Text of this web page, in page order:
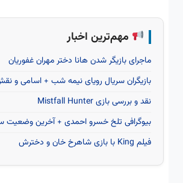
مهم‌ترین اخبار
ماجرای بازیگر شدن هانا دختر مهران غفوریان
بازیگران سریال رویای نیمه شب + اسامی و
نقد و بررسی بازی Mistfall Hunter
بیوگرافی تلخ خسرو احمدی + آخرین وضعیت
فیلم King با بازی شاهرخ خان و دخترش